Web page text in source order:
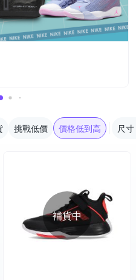
挑戰低價 價格低到高 尺寸
補貨中